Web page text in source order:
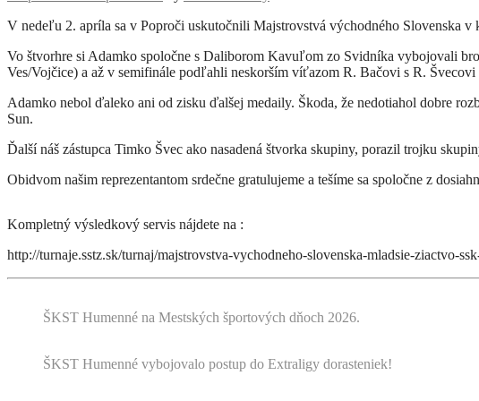
V nedeľu 2. apríla sa v Poproči uskutočnili Majstrovstvá východného Slovenska
Vo štvorhre si Adamko spoločne s Daliborom Kavuľom zo Svidníka vybojovali
Ves/Vojčice) a až v semifinále podľahli neskorším víťazom R. Bačovi s R.
Adamko nebol ďaleko ani od zisku ďalšej medaily. Škoda, že nedotiahol dobre
Sun.
Ďalší náš zástupca Timko Švec ako nasadená štvorka skupiny, porazil trojku
Obidvom našim reprezentantom srdečne gratulujeme a tešíme sa spoločne z
Kompletný výsledkový servis nájdete na :
http://turnaje.sstz.sk/turnaj/majstrovstva-vychodneho-slovenska-mladsie-ziactvo-
ŠKST Humenné na Mestských športových dňoch 2026.
ŠKST Humenné vybojovalo postup do Extraligy dorasteniek!